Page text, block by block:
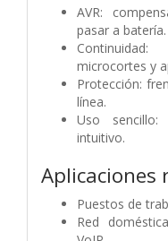
AVR:
pasar a batería.
microcortes y
Protección:
línea.
Uso
intuitivo.
Aplicaciones
Puestos de
Red